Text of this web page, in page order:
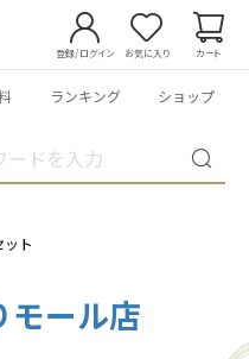
登録/ログイン お気に入り カート
ランキング ショップ
ト
モール店